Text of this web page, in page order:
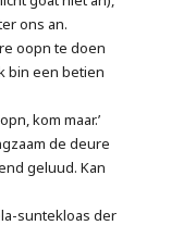
ons an.
oopn te doen
bin een betien
kom maar.’
de deure
geluud. Kan
suntekloas der